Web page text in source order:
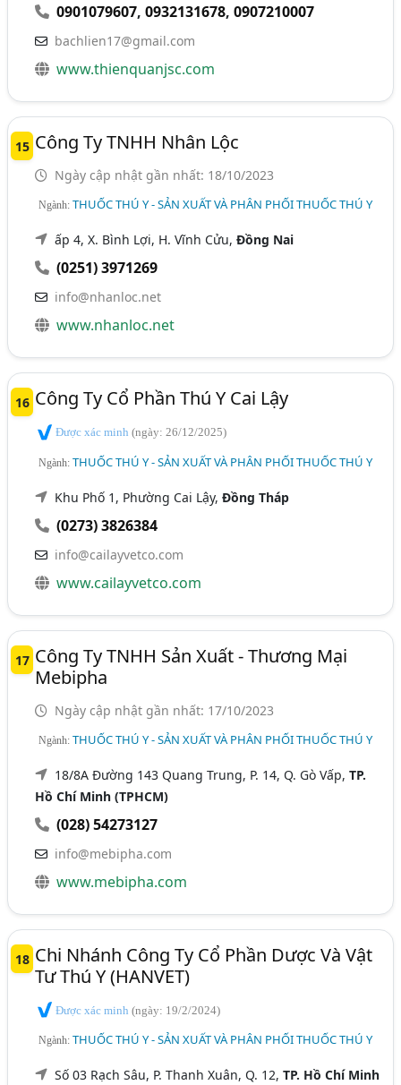
0901079607,0932131678,0907210007
bachlien17@gmail.com
www.thienquanjsc.com
15 Công Ty TNHH Nhân Lộc
Ngày cập nhật gần nhất: 18/10/2023
Ngành:THUỐC THÚ Y - SẢN XUẤT VÀ PHÂN PHỐI THUỐC THÚ Y
ấp 4, X. Bình Lợi, H. Vĩnh Cửu,Đồng Nai
(0251) 3971269
info@nhanloc.net
www.nhanloc.net
16 Công Ty Cổ Phần Thú Y Cai Lậy
Được xác minh(ngày: 26/12/2025)
Ngành:THUỐC THÚ Y - SẢN XUẤT VÀ PHÂN PHỐI THUỐC THÚ Y
Khu Phố 1, Phường Cai Lậy,Đồng Tháp
(0273) 3826384
info@cailayvetco.com
www.cailayvetco.com
17 Công Ty TNHH Sản Xuất - Thương Mại
Mebipha
Ngày cập nhật gần nhất: 17/10/2023
Ngành:THUỐC THÚ Y - SẢN XUẤT VÀ PHÂN PHỐI THUỐC THÚ Y
18/8A Đường 143 Quang Trung, P. 14, Q. Gò Vấp,TP.
Hồ Chí Minh (TPHCM)
(028) 54273127
info@mebipha.com
www.mebipha.com
18 Chi Nhánh Công Ty Cổ Phần Dược Và Vật
Tư Thú Y (HANVET)
Được xác minh(ngày: 19/2/2024)
Ngành:THUỐC THÚ Y - SẢN XUẤT VÀ PHÂN PHỐI THUỐC THÚ Y
Số 03 Rạch Sâu, P. Thanh Xuân, Q. 12,TP. Hồ Chí Minh